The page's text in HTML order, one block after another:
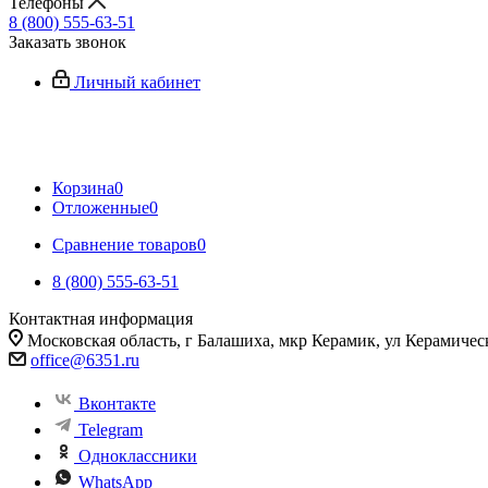
8 (800) 555-63-51
Заказать звонок
Личный кабинет
Корзина0
Отложенные0
Сравнение товаров0
8 (800) 555-63-51
Контактная информация
Московская область, г Балашиха, мкр Керамик, ул
office@6351.ru
Вконтакте
Telegram
Одноклассники
WhatsApp